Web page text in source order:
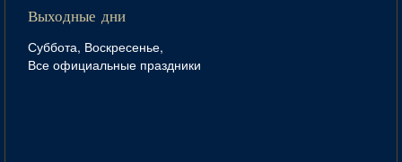
Выходные дни
Суббота, Воскресенье,
Все официальные праздники